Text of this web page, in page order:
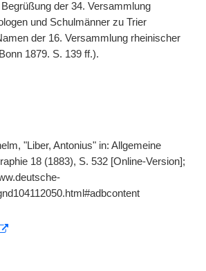
der 34. Versammlung
und Schulmänner zu Trier
der 16. Versammlung rheinischer
1879. S. 139 ff.).
"Liber, Antonius" in: Allgemeine
18 (1883), S. 532 [Online-Version];